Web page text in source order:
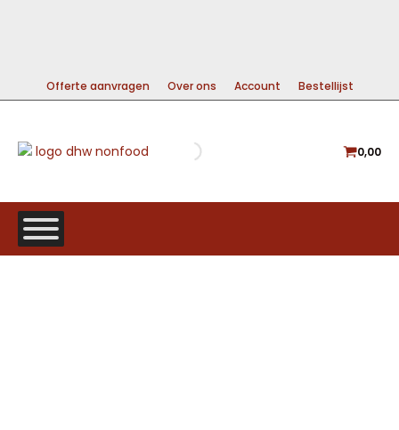
Offerte aanvragen Over ons Account Bestellijst
0,00